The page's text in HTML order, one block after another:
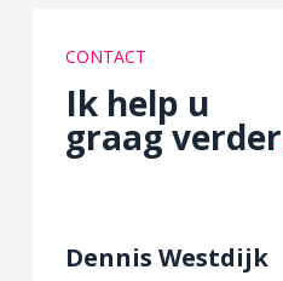
CONTACT
Ik help u
graag verder
Dennis Westdijk